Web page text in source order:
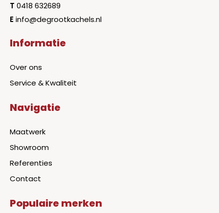
T 0418 632689
E info@degrootkachels.nl
Informatie
Over ons
Service & Kwaliteit
Navigatie
Maatwerk
Showroom
Referenties
Contact
Populaire merken